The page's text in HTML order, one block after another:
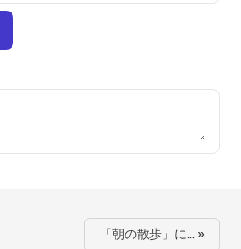
「朝の散歩」に… »